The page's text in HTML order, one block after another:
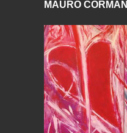
MAURO CORMANI